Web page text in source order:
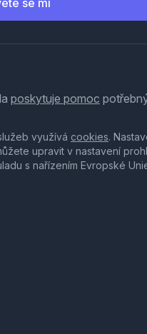
se mi
poskytuje pomoc
využívá cookies.
upravit v nastavení
s nařízením Evropské